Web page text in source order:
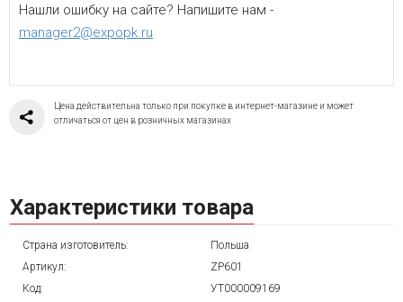
Нашли ошибку на сайте? Напишите нам -
manager2@expopk.ru
Цена действительна только при покупке в интернет-магазине и может
отличаться от цен в розничных магазинах
Характеристики товара
Страна изготовитель:
Польша
Артикул:
ZP601
Код:
УТ000009169